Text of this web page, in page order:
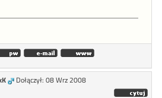
Dołączył: 08 Wrz 2008